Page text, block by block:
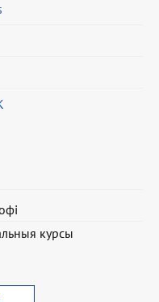
курсы